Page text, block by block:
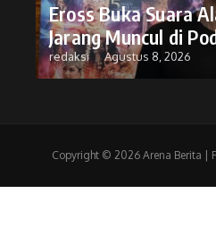
Eross Buka Suara
Jarang Muncul di
redaksi Agustus 8, 2026
Copyright © 2026 Arena Berita |